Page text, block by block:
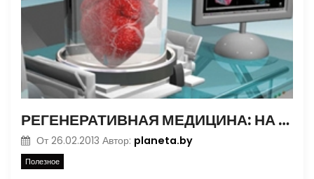
РЕГЕНЕРАТИВНАЯ МЕДИЦИНА: НА СТЫКЕ НАУК
От 26.02.2013 Автор: planeta.by
Полезное